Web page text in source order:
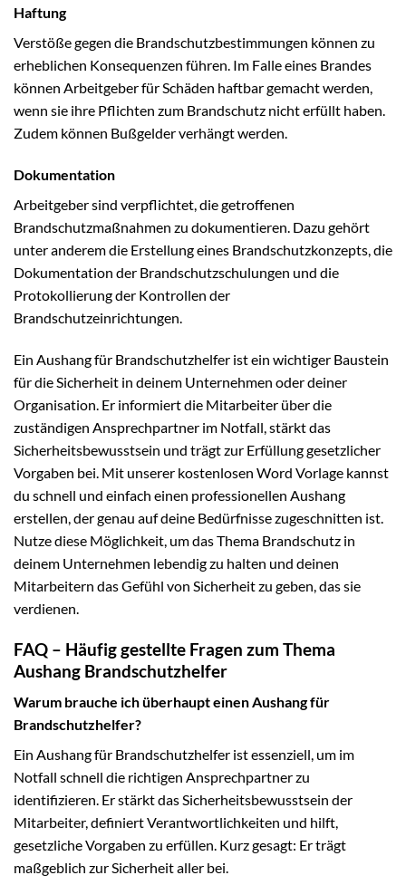
Haftung
Verstöße gegen die Brandschutzbestimmungen können zu
erheblichen Konsequenzen führen. Im Falle eines Brandes
können Arbeitgeber für Schäden haftbar gemacht werden,
wenn sie ihre Pflichten zum Brandschutz nicht erfüllt haben.
Zudem können Bußgelder verhängt werden.
Dokumentation
Arbeitgeber sind verpflichtet, die getroffenen
Brandschutzmaßnahmen zu dokumentieren. Dazu gehört
unter anderem die Erstellung eines Brandschutzkonzepts, die
Dokumentation der Brandschutzschulungen und die
Protokollierung der Kontrollen der
Brandschutzeinrichtungen.
Ein Aushang für Brandschutzhelfer ist ein wichtiger Baustein
für die Sicherheit in deinem Unternehmen oder deiner
Organisation. Er informiert die Mitarbeiter über die
zuständigen Ansprechpartner im Notfall, stärkt das
Sicherheitsbewusstsein und trägt zur Erfüllung gesetzlicher
Vorgaben bei. Mit unserer kostenlosen Word Vorlage kannst
du schnell und einfach einen professionellen Aushang
erstellen, der genau auf deine Bedürfnisse zugeschnitten ist.
Nutze diese Möglichkeit, um das Thema Brandschutz in
deinem Unternehmen lebendig zu halten und deinen
Mitarbeitern das Gefühl von Sicherheit zu geben, das sie
verdienen.
FAQ – Häufig gestellte Fragen zum Thema
Aushang Brandschutzhelfer
Warum brauche ich überhaupt einen Aushang für
Brandschutzhelfer?
Ein Aushang für Brandschutzhelfer ist essenziell, um im
Notfall schnell die richtigen Ansprechpartner zu
identifizieren. Er stärkt das Sicherheitsbewusstsein der
Mitarbeiter, definiert Verantwortlichkeiten und hilft,
gesetzliche Vorgaben zu erfüllen. Kurz gesagt: Er trägt
maßgeblich zur Sicherheit aller bei.